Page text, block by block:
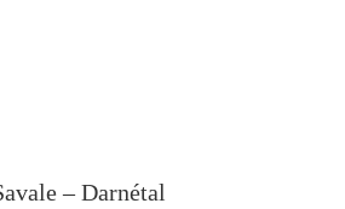
– Darnétal